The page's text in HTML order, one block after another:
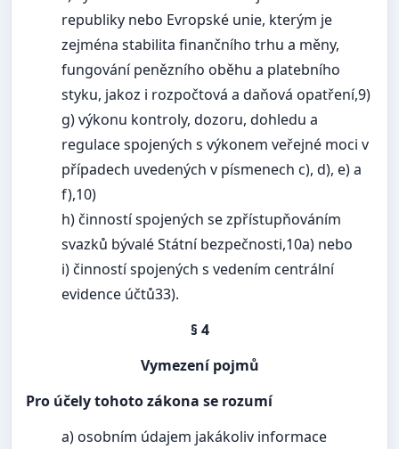
republiky nebo Evropské unie, kterým je
zejména stabilita finančního trhu a měny,
fungování penězního oběhu a platebního
styku, jakoz i rozpočtová a daňová opatření,9)
g) výkonu kontroly, dozoru, dohledu a
regulace spojených s výkonem veřejné moci v
případech uvedených v písmenech c), d), e) a
f),10)
h) činností spojených se zpřístupňováním
svazků bývalé Státní bezpečnosti,10a) nebo
i) činností spojených s vedením centrální
evidence účtů33).
§ 4
Vymezení pojmů
Pro účely tohoto zákona se rozumí
a) osobním údajem jakákoliv informace